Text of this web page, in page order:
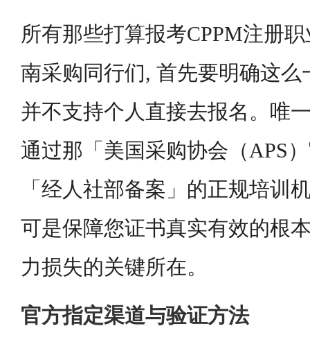
所有那些打算报考CPPM注册
南采购同行们, 首先要明确这么
并不支持个人直接去报名。唯
通过那「美国采购协会（APS
「经人社部备案」的正规培训
可是保障您证书真实有效的根
力损失的关键所在。
官方指定渠道与验证方法